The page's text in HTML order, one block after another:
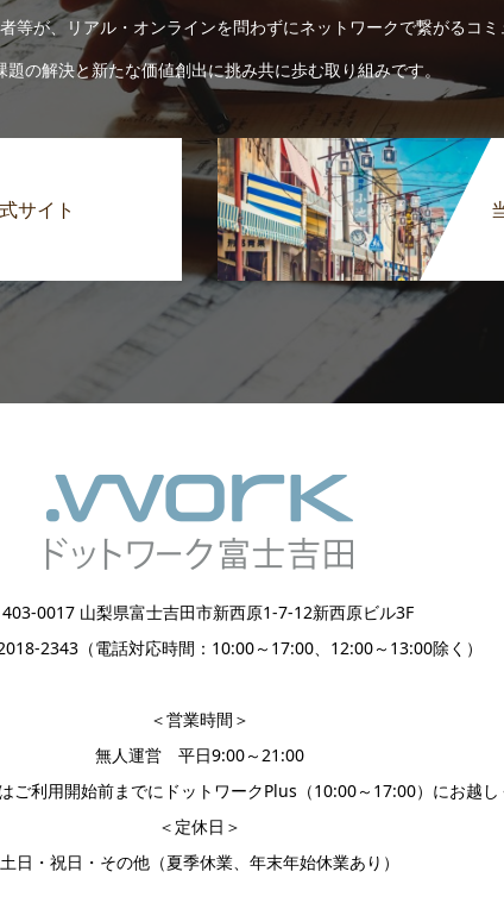
等が、リアル・オンラインを問わずにネットワークで繋がるコミ
題の解決と新たな価値創出に挑み共に歩む取り組みです。
サイト
0017 山梨県富士吉田市新西原1-7-12新西原ビル3F
2343（電話対応時間：10:00～17:00、12:00～13:00除く）
＜営業時間＞
無人運営 平日9:00～21:00
ご利用開始前までにドットワークPlus（10:00～17:00）にお越し
＜定休日＞
土日・祝日・その他（夏季休業、年末年始休業あり）